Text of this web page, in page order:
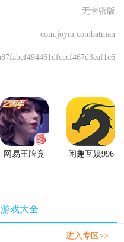
无卡密版
com.joym.combatman
网易王牌竞
闲趣互娱996
戏大全
进入专区>>